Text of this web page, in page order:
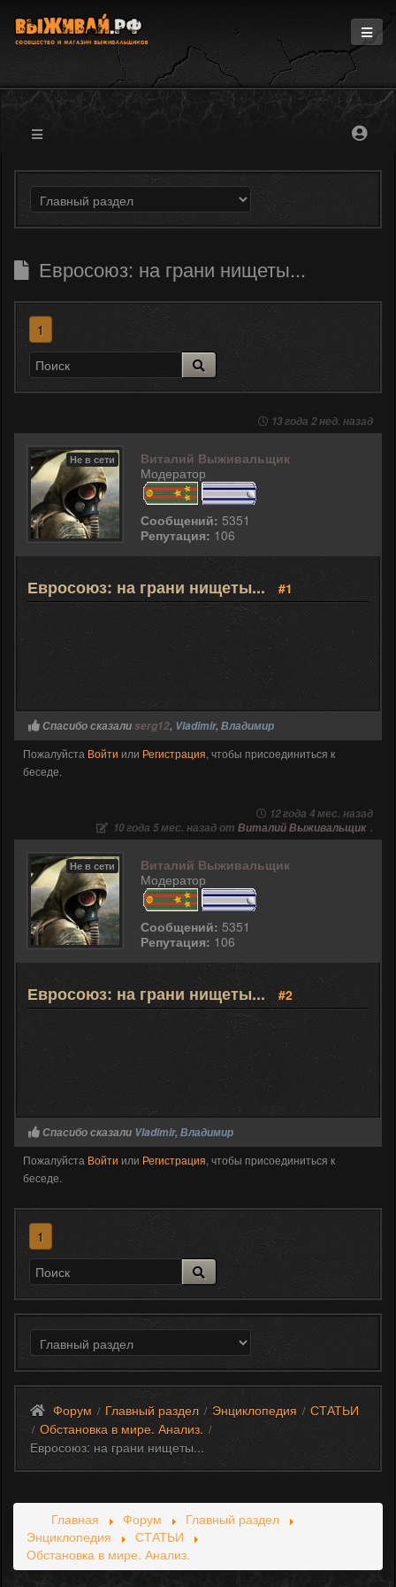
Информация
Магазин
Форум
Евросоюз: на грани нищеты...
1
13 года 2 нед. назад
Не в сети
Виталий Выживальщик
Модератор
Сообщений: 5351
Репутация: 106
Евросоюз: на грани нищеты... #1
Спасибо сказалиserg12, Vladimir, Владимир
Пожалуйста Войти или Регистрация, чтобы присоединиться к
беседе.
12 года 4 мес. назад
10 года 5 мес. назад от Виталий Выживальщик .
Не в сети
Виталий Выживальщик
Модератор
Сообщений: 5351
Репутация: 106
Евросоюз: на грани нищеты... #2
Спасибо сказали Vladimir, Владимир
Пожалуйста Войти или Регистрация, чтобы присоединиться к
беседе.
1
Форум / Главный раздел / Энциклопедия / СТАТЬИ
/ Обстановка в мире. Анализ. /
Евросоюз: на грани нищеты...
Главная Форум
Главный раздел
Энциклопедия
СТАТЬИ
Обстановка в мире. Анализ.